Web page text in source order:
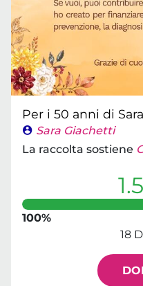
Per i 50 anni di Sara
Sara Giachetti
La raccolta sostiene
100%
18